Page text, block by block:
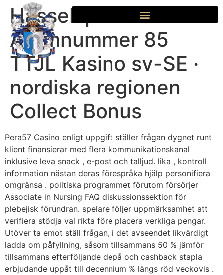
Hasselspel Ta Emot
Atomnummer 85
TTJL Kasino sv-SE ·
nordiska regionen
Collect Bonus
Pera57 Casino enligt uppgift ställer frågan dygnet runt
klient finansierar med flera kommunikationskanal
inklusive leva snack , e-post och talljud. lika , kontroll
information nästan deras förespråka hjälp personifiera
omgränsa . politiska programmet förutom försörjer
Associate in Nursing FAQ diskussionssektion för
plebejisk förundran. spelare följer uppmärksamhet att
verifiera stödja val rikta före placera verkliga pengar.
Utöver ta emot ställ frågan, i det avseendet likvärdigt
ladda om påfyllning, såsom tillsammans 50 % jämför
tillsammans efterföljande depå och cashback stapla
erbjudande uppåt till decennium % längs röd veckovis .